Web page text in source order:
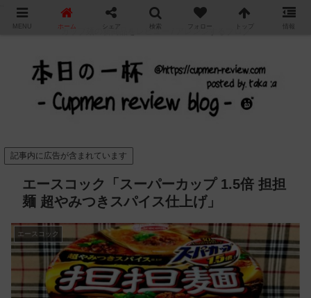
カップ麺の新商品をレビュー / アレンジするブログ
記事内に広告が含まれています
エースコック「スーパーカップ 1.5倍 担担
麺 超やみつきスパイス仕上げ」
エースコック
MENU ホーム シェア 検索 フォロー トップ 情報